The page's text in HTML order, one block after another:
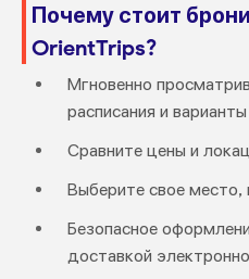
Почему стоит
OrientTrips?
Мгновенно
расписания и
Сравните цены и
Выберите свое место,
Безопасное
доставкой